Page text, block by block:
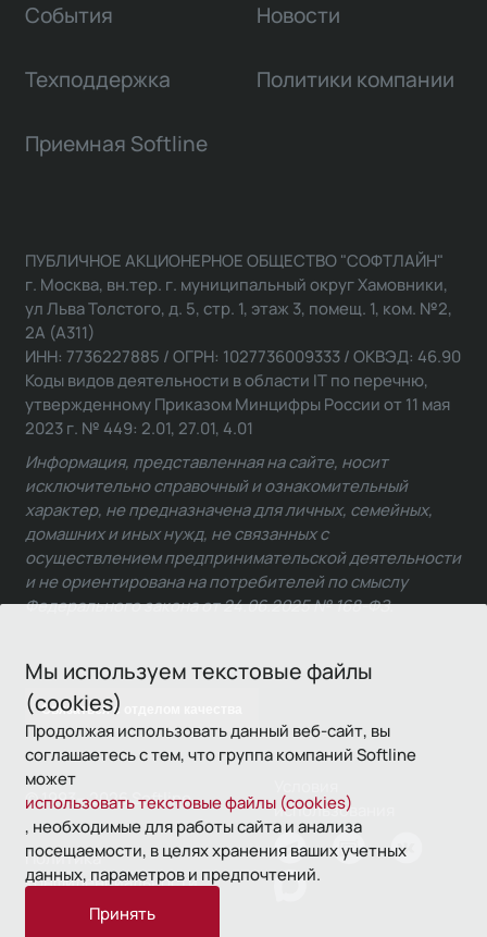
Мы используем текстовые файлы
(cookies)
Продолжая использовать данный веб-сайт, вы
соглашаетесь с тем, что группа компаний Softline
может
использовать текстовые файлы (cookies)
, необходимые для работы сайта и анализа
посещаемости, в целях хранения ваших учетных
данных, параметров и предпочтений.
Принять
События Новости
Техподдержка Политики компании
Приемная Softline
Связаться с отделом качества
ПУБЛИЧНОЕ АКЦИОНЕРНОЕ ОБЩЕСТВО "СОФТЛАЙН"
г. Москва, вн.тер. г. муниципальный округ Хамовники,
ул Льва Толстого, д. 5, стр. 1, этаж 3, помещ. 1, ком. №2,
2А (А311)
ИНН: 7736227885 / ОГРН: 1027736009333 / ОКВЭД: 46.90
Коды видов деятельности в области IT по перечню,
утвержденному Приказом Минцифры России от 11 мая
2023 г. № 449: 2.01, 27.01, 4.01
Информация, представленная на сайте, носит
исключительно справочный и ознакомительный
характер, не предназначена для личных, семейных,
домашних и иных нужд, не связанных с
осуществлением предпринимательской деятельности
и не ориентирована на потребителей по смыслу
Федерального закона от 24.06.2025 № 168-ФЗ.
© 1993—2026 Softline
использования
Политика
конфиденциальности